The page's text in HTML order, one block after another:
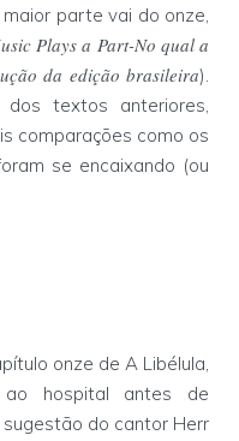
parte vai do onze,
Plays a Part-No qual a
da edição brasileira).
dos textos anteriores,
comparações como os
se encaixando (ou
onze de A Libélula,
hospital antes de
do cantor Herr